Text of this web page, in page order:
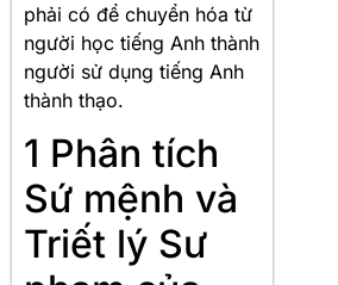
phải có để chuyển hóa từ
người học tiếng Anh thành
người sử dụng tiếng Anh
thành thạo.
1 Phân tích
Sứ mệnh và
Triết lý Sư